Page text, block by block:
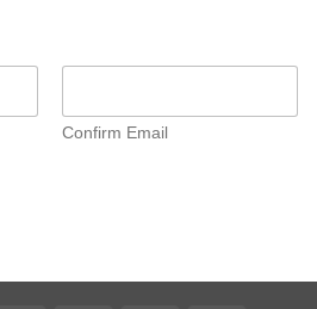
Confirm Email